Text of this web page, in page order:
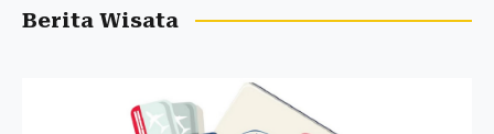
Berita Wisata